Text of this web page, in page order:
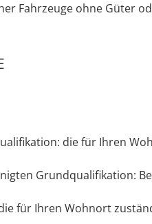
Fahrzeuge ohne Güter
die für Ihren
Grundqualifikation:
für Ihren Wohnort